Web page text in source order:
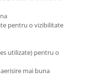
pentru o vizibilitate
utilizate) pentru o
mai buna